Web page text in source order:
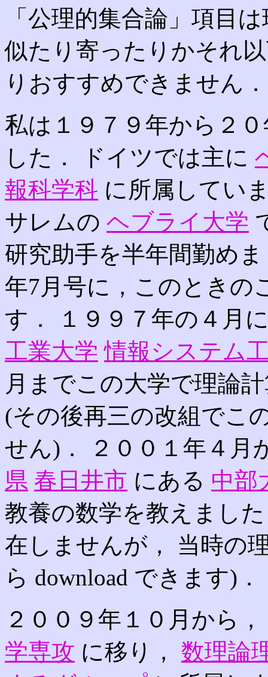
「公理的集合論」項目
似たり寄ったりかそれ
りおすすめできません．
私は１９７９年から２
した． ドイツでは主に
報科学科 に所属してい
サレムの ヘブライ大学
研究助手を半年間勤め
年7月号に，このときの
す． １９９７年の４月
工業大学 情報システム
月までこの大学で理論
(その後再三の改組でこ
せん)． ２００１年４月
県 春日井市 にある 中部
教養の数学を教えまし
在しませんが， 当時の
ら download できます)．
２００９年１０月から，
学専攻 に移り， 数理論